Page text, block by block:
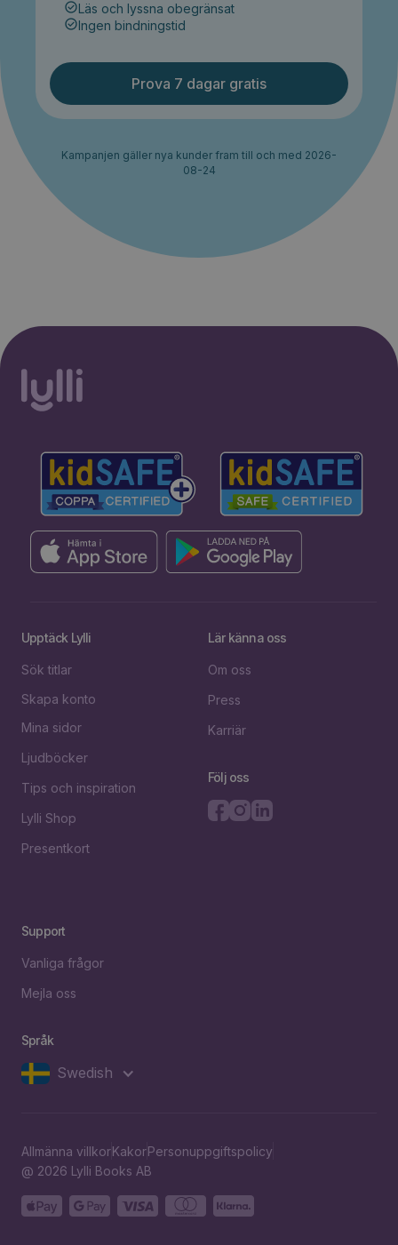
Läs och lyssna obegränsat
Ingen bindningstid
Prova 7 dagar gratis
Kampanjen gäller nya kunder fram till och med 2026-
08-24
Upptäck Lylli
Sök titlar
Skapa konto
Mina sidor
Ljudböcker
Tips och inspiration
Lylli Shop
Presentkort
Lär känna oss
Om oss
Press
Karriär
Följ oss
Support
Vanliga frågor
Mejla oss
Språk
Swedish
Allmänna villkorKakorPersonuppgiftspolicy
@ 2026 Lylli Books AB